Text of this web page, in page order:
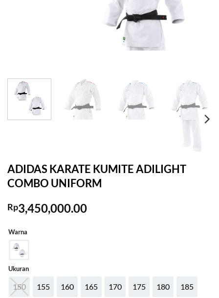
ADIDAS KARATE KUMITE ADILIGHT
COMBO UNIFORM
Rp3,450,000.00
Warna
Ukuran
150 155 160 165 170 175 180 185